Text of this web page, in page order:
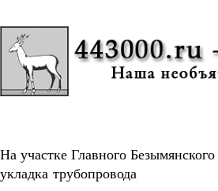
На участке Главного
укладка трубопровода